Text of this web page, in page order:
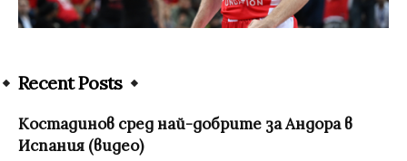
Recent Posts
Костадинов сред най-добрите за Андора в
Испания (видео)